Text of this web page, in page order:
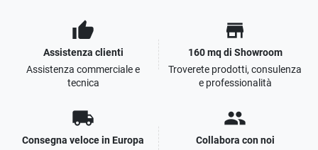
thumb_up
Assistenza clienti
Assistenza commerciale e
tecnica
store
160 mq di Showroom
Troverete prodotti, consulenza
e professionalità
local_shipping
Consegna veloce in Europa
people
Collabora con noi